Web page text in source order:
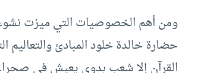
ومن أهم الخصوصيات التي ميزت نشوء
حضارة خالدة خلود المبادئ والتعاليم
القرآن إلا شعب بدوي يعيش في